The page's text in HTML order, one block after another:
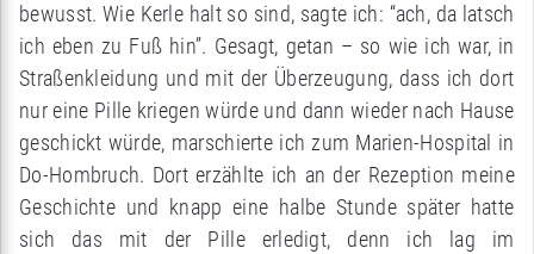
bewusst. Wie Kerle halt so sind, sagte ich: “ach, da latsch
ich eben zu Fuß hin”. Gesagt, getan – so wie ich war, in
Straßenkleidung und mit der Überzeugung, dass ich dort
nur eine Pille kriegen würde und dann wieder nach Hause
geschickt würde, marschierte ich zum Marien-Hospital in
Do-Hombruch. Dort erzählte ich an der Rezeption meine
Geschichte und knapp eine halbe Stunde später hatte
sich das mit der Pille erledigt, denn ich lag im